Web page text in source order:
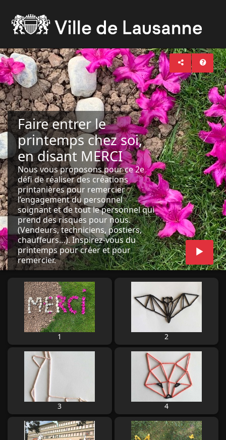
Faire entrer le
printemps chez soi,
en disant MERCI
Nous vous proposons pour ce 2e
défi de réaliser des créations
printanières pour remercier
l’engagement du personnel
soignant et de tout le personnel qui
prend des risques pour nous.
(Vendeurs, techniciens, postiers,
chauffeurs…). Inspirez-vous du
printemps pour créer et pour
remercier.
1 2
3 4